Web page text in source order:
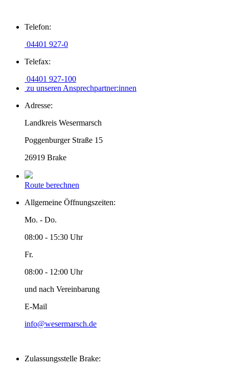
Inhalt
Telefon:
04401 927-0
Telefax:
04401 927-100
zu unseren Ansprechpartner:innen
Adresse:
Landkreis Wesermarsch
Poggenburger Straße 15
26919 Brake
Route berechnen
Allgemeine Öffnungszeiten:
Mo. - Do.
08:00 - 15:30 Uhr
Fr.
08:00 - 12:00 Uhr
und nach Vereinbarung
E-Mail
info@wesermarsch.de
Zulassungsstelle Brake: